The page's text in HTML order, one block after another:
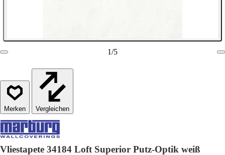
1/5
Vergleichen
Vliestapete 34184 Loft Superior Putz-Optik weiß